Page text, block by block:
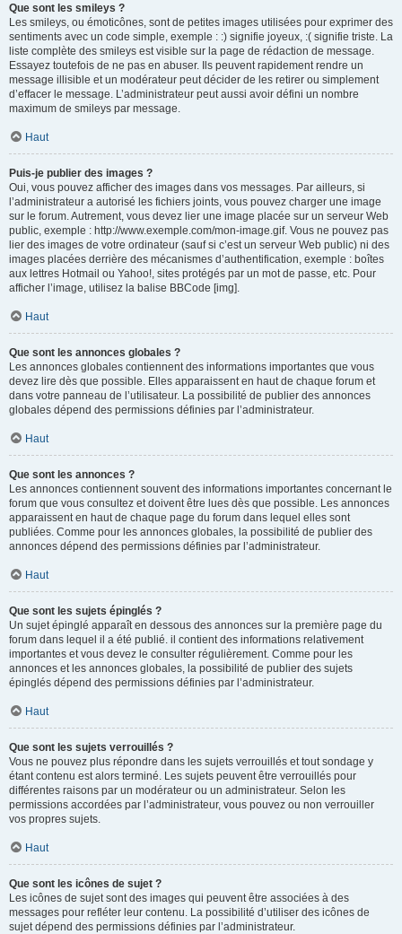
Que sont les smileys ?
Les smileys, ou émoticônes, sont de petites images utilisées pour exprimer des
sentiments avec un code simple, exemple : :) signifie joyeux, :( signifie triste. La
liste complète des smileys est visible sur la page de rédaction de message.
Essayez toutefois de ne pas en abuser. Ils peuvent rapidement rendre un
message illisible et un modérateur peut décider de les retirer ou simplement
d’effacer le message. L’administrateur peut aussi avoir défini un nombre
maximum de smileys par message.
Haut
Puis-je publier des images ?
Oui, vous pouvez afficher des images dans vos messages. Par ailleurs, si
l’administrateur a autorisé les fichiers joints, vous pouvez charger une image
sur le forum. Autrement, vous devez lier une image placée sur un serveur Web
public, exemple : http://www.exemple.com/mon-image.gif. Vous ne pouvez pas
lier des images de votre ordinateur (sauf si c’est un serveur Web public) ni des
images placées derrière des mécanismes d’authentification, exemple : boîtes
aux lettres Hotmail ou Yahoo!, sites protégés par un mot de passe, etc. Pour
afficher l’image, utilisez la balise BBCode [img].
Haut
Que sont les annonces globales ?
Les annonces globales contiennent des informations importantes que vous
devez lire dès que possible. Elles apparaissent en haut de chaque forum et
dans votre panneau de l’utilisateur. La possibilité de publier des annonces
globales dépend des permissions définies par l’administrateur.
Haut
Que sont les annonces ?
Les annonces contiennent souvent des informations importantes concernant le
forum que vous consultez et doivent être lues dès que possible. Les annonces
apparaissent en haut de chaque page du forum dans lequel elles sont
publiées. Comme pour les annonces globales, la possibilité de publier des
annonces dépend des permissions définies par l’administrateur.
Haut
Que sont les sujets épinglés ?
Un sujet épinglé apparaît en dessous des annonces sur la première page du
forum dans lequel il a été publié. il contient des informations relativement
importantes et vous devez le consulter régulièrement. Comme pour les
annonces et les annonces globales, la possibilité de publier des sujets
épinglés dépend des permissions définies par l’administrateur.
Haut
Que sont les sujets verrouillés ?
Vous ne pouvez plus répondre dans les sujets verrouillés et tout sondage y
étant contenu est alors terminé. Les sujets peuvent être verrouillés pour
différentes raisons par un modérateur ou un administrateur. Selon les
permissions accordées par l’administrateur, vous pouvez ou non verrouiller
vos propres sujets.
Haut
Que sont les icônes de sujet ?
Les icônes de sujet sont des images qui peuvent être associées à des
messages pour refléter leur contenu. La possibilité d’utiliser des icônes de
sujet dépend des permissions définies par l’administrateur.